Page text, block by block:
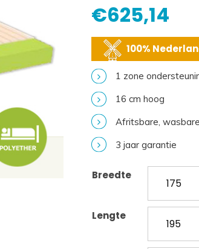
€625,14
100%
1 zone
16 cm hoog
Afritsbare,
3 jaar garantie
Breedte
Lengte